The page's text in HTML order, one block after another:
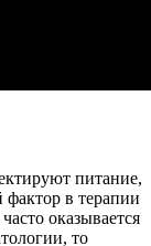
питание,
в терапии
оказывается
то